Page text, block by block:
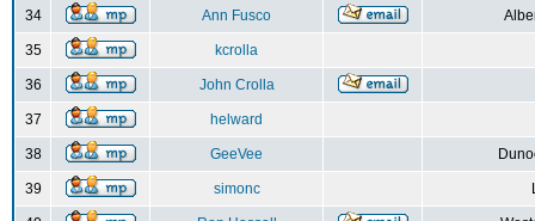
34 Ann Fusco
35 kcrolla
36 John Crolla
37 helward
38 GeeVee
39 simonc